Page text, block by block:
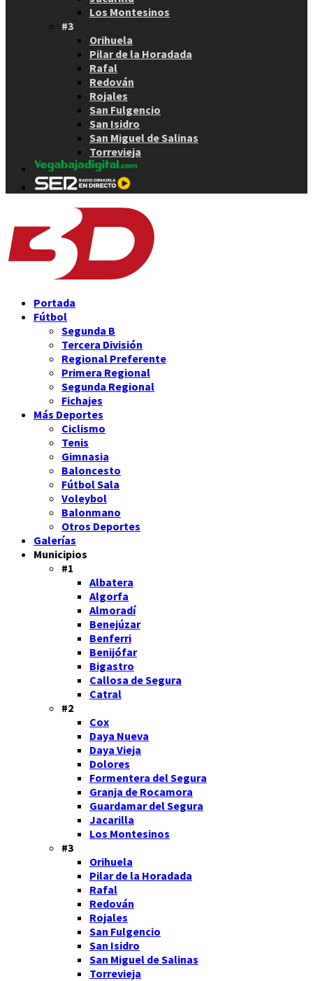
Los Montesinos
#3
Orihuela
Pilar de la Horadada
Rafal
Redován
Rojales
San Fulgencio
San Isidro
San Miguel de Salinas
Torrevieja
Portada
Fútbol
Segunda B
Tercera División
Regional Preferente
Primera Regional
Segunda Regional
Fichajes
Más Deportes
Ciclismo
Tenis
Gimnasia
Baloncesto
Fútbol Sala
Voleybol
Balonmano
Otros Deportes
Galerías
Municipios
#1
Albatera
Algorfa
Almoradí
Benejúzar
Benferri
Benijófar
Bigastro
Callosa de Segura
Catral
#2
Cox
Daya Nueva
Daya Vieja
Dolores
Formentera del Segura
Granja de Rocamora
Guardamar del Segura
Jacarilla
Los Montesinos
#3
Orihuela
Pilar de la Horadada
Rafal
Redován
Rojales
San Fulgencio
San Isidro
San Miguel de Salinas
Torrevieja